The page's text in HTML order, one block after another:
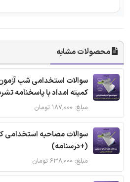
محصولات مشابه
سوالات استخدامی شب
کمیته امداد با پاسخنامه
مبلغ: ۱۸۷,۰۰۰ تومان
سوالات مصاحبه استخدامی
(+درسنامه)
مبلغ: ۶۳۸,۰۰۰ تومان